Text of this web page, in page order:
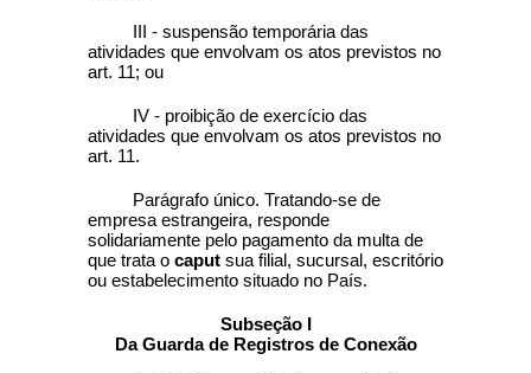
III - suspensão temporária das
atividades que envolvam os atos previstos no
art. 11; ou
IV - proibição de exercício das
atividades que envolvam os atos previstos no
art. 11.
Parágrafo único. Tratando-se de
empresa estrangeira, responde
solidariamente pelo pagamento da multa de
que trata o caput sua filial, sucursal, escritório
ou estabelecimento situado no País.
Subseção I
Da Guarda de Registros de Conexão